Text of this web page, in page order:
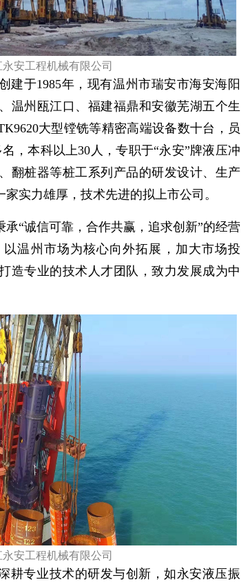
安工程机械有限公司
建于1985年，现有温州市瑞安市海安海阳
温州瓯江口、福建福鼎和安徽芜湖五个生
大型镗铣等精密高端设备数十台，员
，本科以上30人，专职于“永安”牌液压冲
翻桩器等桩工系列产品的研发设计、生产
实力雄厚，技术先进的拟上市公司。
“诚信可靠，合作共赢，追求创新”的经营
温州市场为核心向外拓展，加大市场投
造专业的技术人才团队，致力发展成为中
安工程机械有限公司
耕专业技术的研发与创新，如永安液压振